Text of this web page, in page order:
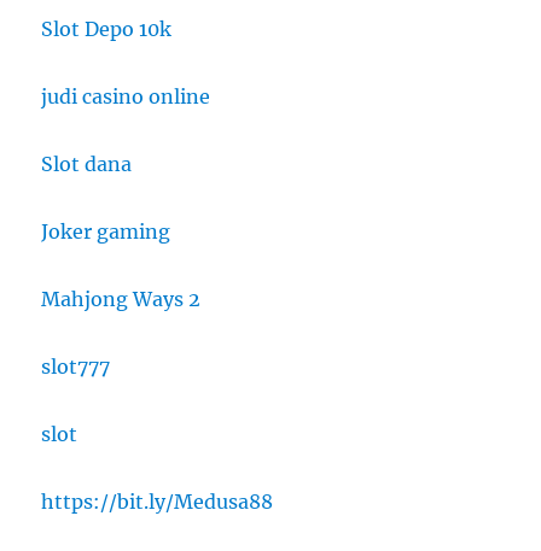
Slot Depo 10k
judi casino online
Slot dana
Joker gaming
Mahjong Ways 2
slot777
slot
https://bit.ly/Medusa88